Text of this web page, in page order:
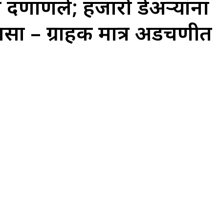
हजारो डेअऱ्यांना
– ग्राहक मात्र अडचणीत